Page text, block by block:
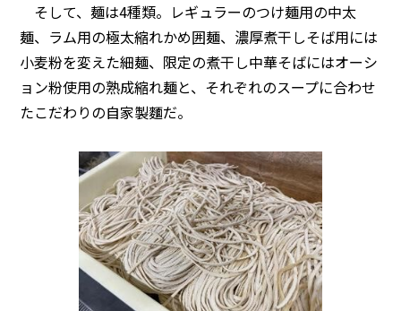
そして、麺は4種類。レギュラーのつけ麺用の中太
麺、ラム用の極太縮れかめ囲麺、濃厚煮干しそば用には
小麦粉を変えた細麺、限定の煮干し中華そばにはオーシ
ョン粉使用の熟成縮れ麺と、それぞれのスープに合わせ
たこだわりの自家製麵だ。